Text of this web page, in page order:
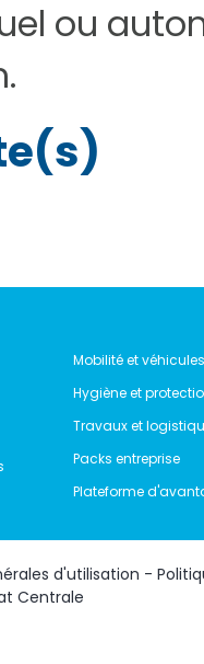
ou
Mobilité et véhicules
Hygiène et
Travaux et
Packs entreprise
Plateforme
d'utilisation -
Centrale